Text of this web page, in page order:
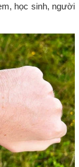
học sinh, người